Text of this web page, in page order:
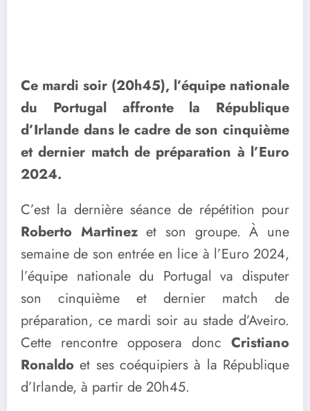
Ce mardi soir (20h45), l’équipe nationale
du Portugal affronte la République
d’Irlande dans le cadre de son cinquième
et dernier match de préparation à l’Euro
2024.
C’est la dernière séance de répétition pour
Roberto Martinezet son groupe. À une
semaine de son entrée en lice à l’Euro 2024,
l’équipe nationale du Portugal va disputer
son cinquième et dernier match de
préparation, ce mardi soir au stade d’Aveiro.
Cette rencontre opposera donc Cristiano
Ronaldo et ses coéquipiers à la République
d’Irlande, à partir de 20h45.